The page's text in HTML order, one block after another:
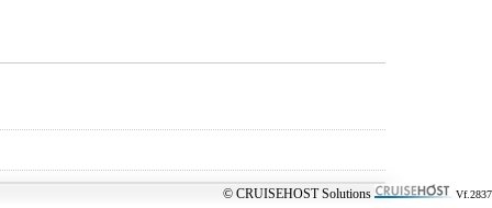
© CRUISEHOST Solutions Vf.2837